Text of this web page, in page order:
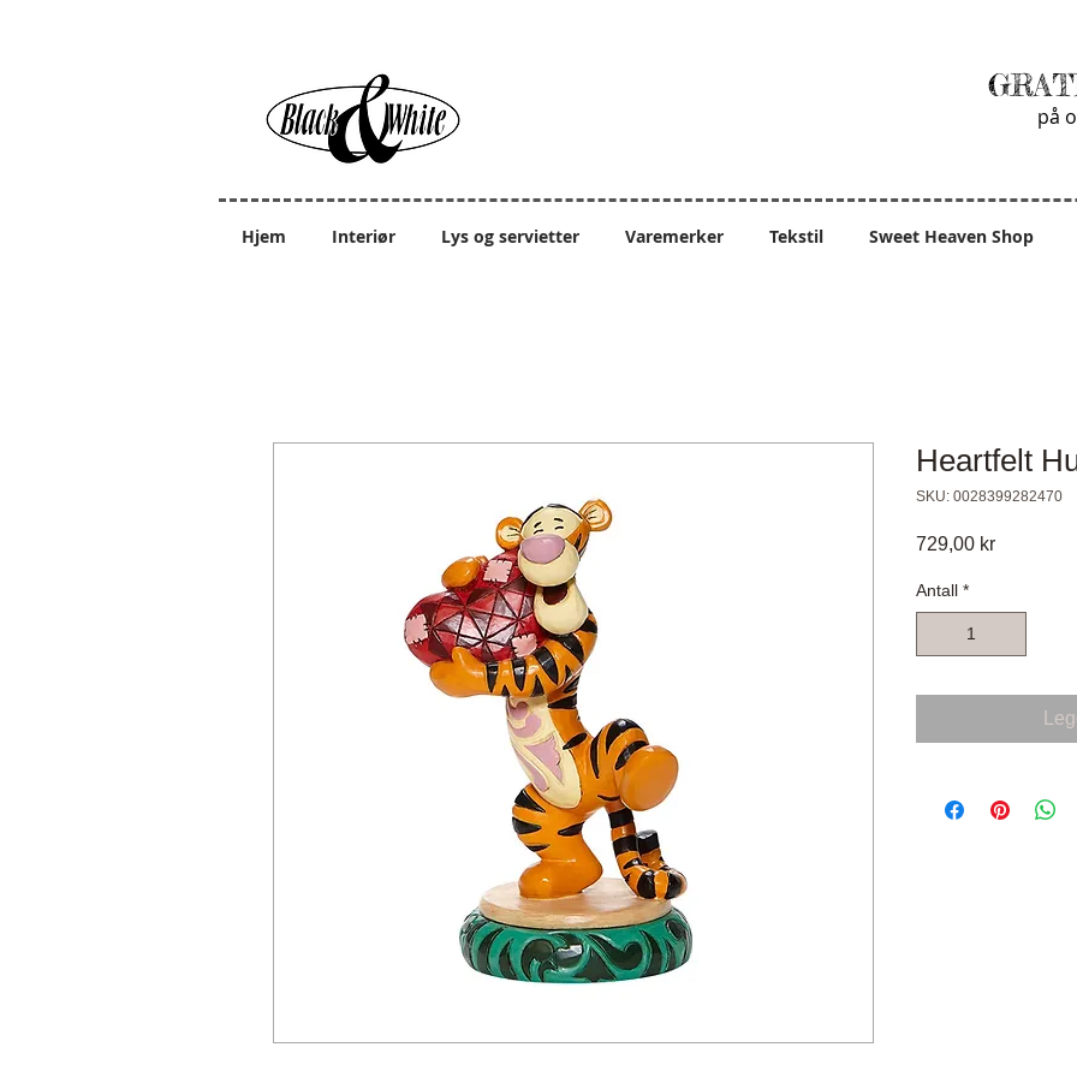
på
Hjem Interiør Lys og servietter Varemerker Tekstil Sweet Heaven Shop
Heartfelt
SKU: 0028399282470
729,00 krPris
Antall *